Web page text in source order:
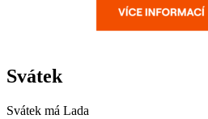
Svátek
Svátek má Lada